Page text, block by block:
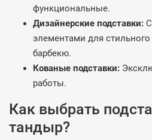
функциональные.
Дизайнерские подставки:
элементами для
барбекю.
Кованые подставки:
работы.
Как выбрать
тандыр?